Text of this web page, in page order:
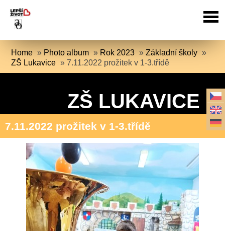
Home » Photo album » Rok 2023 »Základní školy »
ZŠ Lukavice »7.11.2022 prožitek v 1-3.třídě
ZŠ LUKAVICE
7.11.2022 prožitek v 1-3.třídě